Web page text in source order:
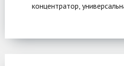
концентратор,